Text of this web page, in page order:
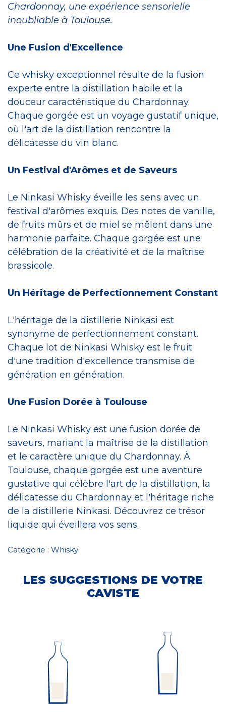
Chardonnay, une expérience sensorielle
inoubliable à Toulouse.
Une Fusion d'Excellence
Ce whisky exceptionnel résulte de la fusion
experte entre la distillation habile et la
douceur caractéristique du Chardonnay.
Chaque gorgée est un voyage gustatif unique,
où l'art de la distillation rencontre la
délicatesse du vin blanc.
Un Festival d'Arômes et de Saveurs
Le Ninkasi Whisky éveille les sens avec un
festival d'arômes exquis. Des notes de vanille,
de fruits mûrs et de miel se mêlent dans une
harmonie parfaite. Chaque gorgée est une
célébration de la créativité et de la maîtrise
brassicole.
Un Héritage de Perfectionnement Constant
L'héritage de la distillerie Ninkasi est
synonyme de perfectionnement constant.
Chaque lot de Ninkasi Whisky est le fruit
d'une tradition d'excellence transmise de
génération en génération.
Une Fusion Dorée à Toulouse
Le Ninkasi Whisky est une fusion dorée de
saveurs, mariant la maîtrise de la distillation
et le caractère unique du Chardonnay. À
Toulouse, chaque gorgée est une aventure
gustative qui célèbre l'art de la distillation, la
délicatesse du Chardonnay et l'héritage riche
de la distillerie Ninkasi. Découvrez ce trésor
liquide qui éveillera vos sens.
Catégorie : Whisky
LES SUGGESTIONS DE VOTRE
CAVISTE